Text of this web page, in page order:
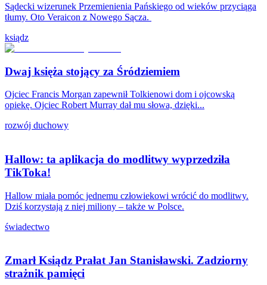
Sądecki wizerunek Przemienienia Pańskiego od wieków przyciąga
tłumy. Oto Veraicon z Nowego Sącza.
ksiądz
Dwaj księża stojący za Śródziemiem
Ojciec Francis Morgan zapewnił Tolkienowi dom i ojcowską
opiekę. Ojciec Robert Murray dał mu słowa, dzięki...
rozwój duchowy
Hallow: ta aplikacja do modlitwy wyprzedziła
TikToka!
Hallow miała pomóc jednemu człowiekowi wrócić do modlitwy.
Dziś korzystają z niej miliony – także w Polsce.
świadectwo
Zmarł Ksiądz Prałat Jan Stanisławski. Zadziorny
strażnik pamięci